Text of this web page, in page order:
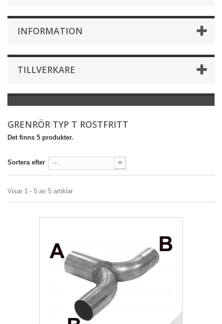
INFORMATION
TILLVERKARE
GRENRÖR TYP T ROSTFRITT
Det finns 5 produkter.
Sortera efter --
Visar 1 - 5 av 5 artiklar